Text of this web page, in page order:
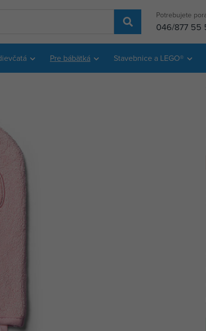
Potrebujete
046/877 55
Pre bábätká Stavebnice a LEGO®